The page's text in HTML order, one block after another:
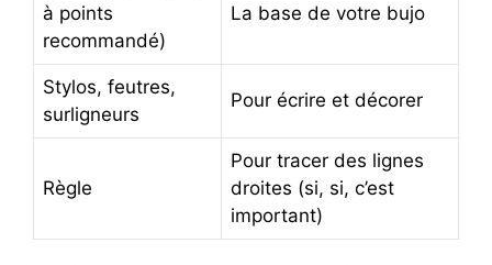
à points
recommandé)
La base de votre bujo
Stylos, feutres,
surligneurs
Pour écrire et décorer
Règle
Pour tracer des lignes
droites (si, si, c’est
important)